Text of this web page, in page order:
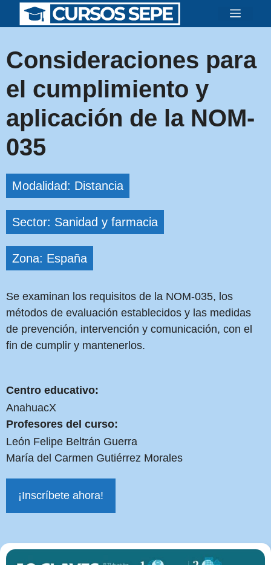
Saltar
Menú
Consideraciones para
el cumplimiento y
aplicación de la NOM-
035
Modalidad: Distancia
Sector: Sanidad y farmacia
Zona: España
Se examinan los requisitos de la NOM-035, los
métodos de evaluación establecidos y las medidas
de prevención, intervención y comunicación, con el
fin de cumplir y mantenerlos.
Centro educativo:
AnahuacX
Profesores del curso:
León Felipe Beltrán Guerra
María del Carmen Gutiérrez Morales
¡Inscríbete ahora!